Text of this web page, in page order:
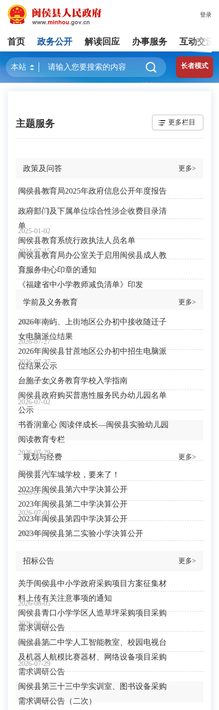
登录
首页 政务公开 解读回应 办事服务 互动交流
长者模式
主题服务 更多栏目
政策及问答 更多>
2026-01-12
闽侯县教育局2025年政府信息公开年度报告
2025-11-18
政府部门及下属单位综合性涉企收费目录清
单
2025-01-02
闽侯县教育系统行政执法人员名单
2024-07-15
闽侯县教育局办公室关于启用闽侯县成人教
育服务中心印章的通知
2024-07-02
《福建省中小学教师减负清单》印发
学前及义务教育 更多>
2026-07-27
2026年南屿、上街地区公办初中接收随迁子
女电脑派位结果
2026-07-27
2026年闽侯县甘蔗地区公办初中招生电脑派
位结果公示
2026-07-27
台胞子女义务教育学校入学指南
2026-07-13
闽侯县政府购买普惠性服务民办幼儿园名单
公示
2026-07-02
书香润童心 阅读伴成长—闽侯县实验幼儿园
阅读教育专栏
规划与经费 更多>
2026-07-29
闽侯县汽车城学校，要来了！
2026-07-13
2023年闽侯县第六中学决算公开
2026-07-01
2023年闽侯县第二中学决算公开
2026-07-01
2023年闽侯县第四中学决算公开
2026-06-18
2023年闽侯县第二实验小学决算公开
招标公告 更多>
2023-11-13
关于闽侯县中小学政府采购项目方案征集材
料上传有关注意事项的通知
2026-08-05
闽侯县青口小学学区人造草坪采购项目采购
需求调研公告
2026-08-01
闽侯县第二中学人工智能教室、校园电视台
及机器人航模比赛器材、网络设备项目采购
需求调研公告
2026-07-29
闽侯县第三十三中学实训室、图书设备采购
需求调研公告（二次）
2026-07-29